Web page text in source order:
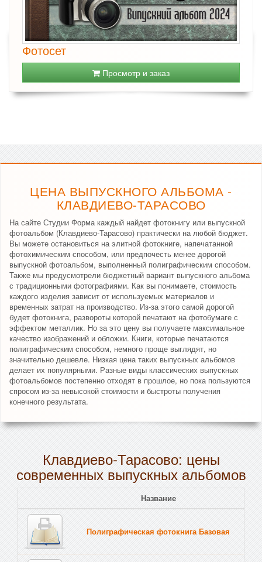
Фотосет
Просмотр и заказ
ЦЕНА ВЫПУСКНОГО АЛЬБОМА -
КЛАВДИЕВО-ТАРАСОВО
На сайте Студии Форма каждый найдет фотокнигу или выпускной
фотоальбом (Клавдиево-Тарасово) практически на любой бюджет.
Вы можете остановиться на элитной фотокниге, напечатанной
фотохимическим способом, или предпочесть менее дорогой
выпускной фотоальбом, выполненный полиграфическим способом.
Также мы предусмотрели бюджетный вариант выпускного альбома
с традиционными фотографиями. Как вы понимаете, стоимость
каждого изделия зависит от используемых материалов и
временных затрат на производство. Из-за этого самой дорогой
будет фотокнига, развороты которой печатают на фотобумаге с
эффектом металлик. Но за это цену вы получаете максимальное
качество изображений и обложки. Книги, которые печатаются
полиграфическим способом, немного проще выглядят, но
значительно дешевле. Низкая цена таких выпускных альбомов
делает их популярными. Разные виды классических выпускных
фотоальбомов постепенно отходят в прошлое, но пока пользуются
спросом из-за невысокой стоимости и быстроты получения
конечного результата.
Клавдиево-Тарасово: цены
современных выпускных альбомов
Название
Полиграфическая фотокнига Базовая